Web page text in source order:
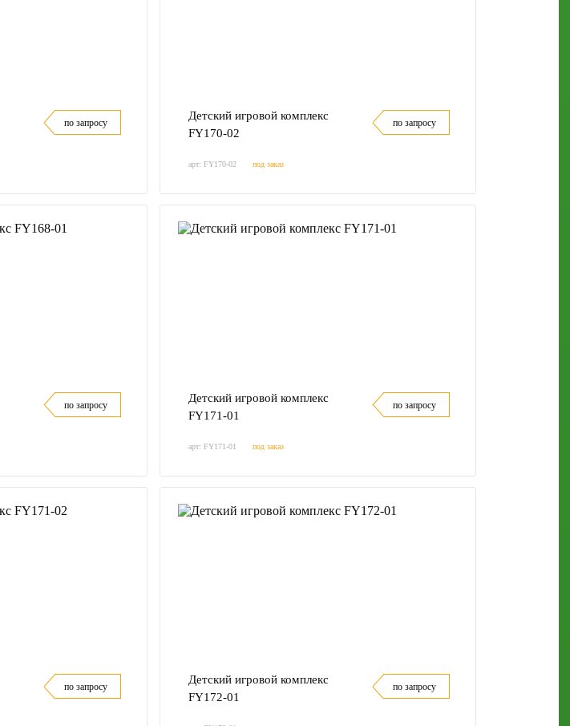
по запросу
Детский игровой комплекс
FY170-02
по запросу
арт: FY170-02 под заказ
по запросу
Детский игровой комплекс
FY171-01
по запросу
арт: FY171-01 под заказ
по запросу
Детский игровой комплекс
FY172-01
по запросу